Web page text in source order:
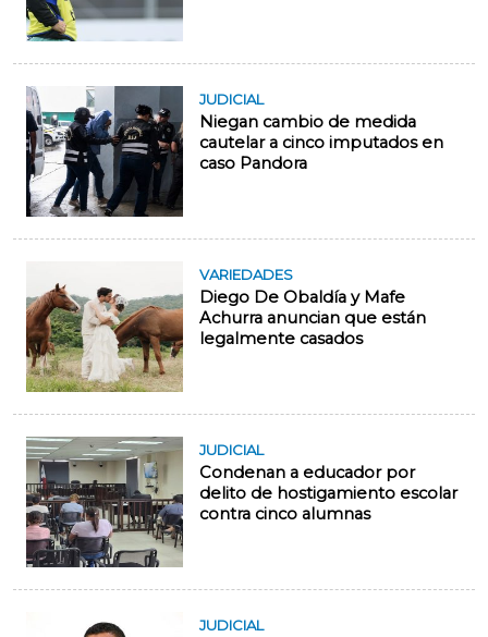
JUDICIAL
Niegan cambio de medida
cautelar a cinco imputados en
caso Pandora
VARIEDADES
Diego De Obaldía y Mafe
Achurra anuncian que están
legalmente casados
JUDICIAL
Condenan a educador por
delito de hostigamiento escolar
contra cinco alumnas
JUDICIAL